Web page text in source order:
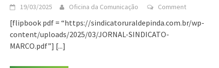
19/03/2025 Oficina da Comunicação Comment
[flipbook pdf = “https://sindicatoruraldepinda.com.br/wp-
content/uploads/2025/03/JORNAL-SINDICATO-
MARCO.pdf”] [...]